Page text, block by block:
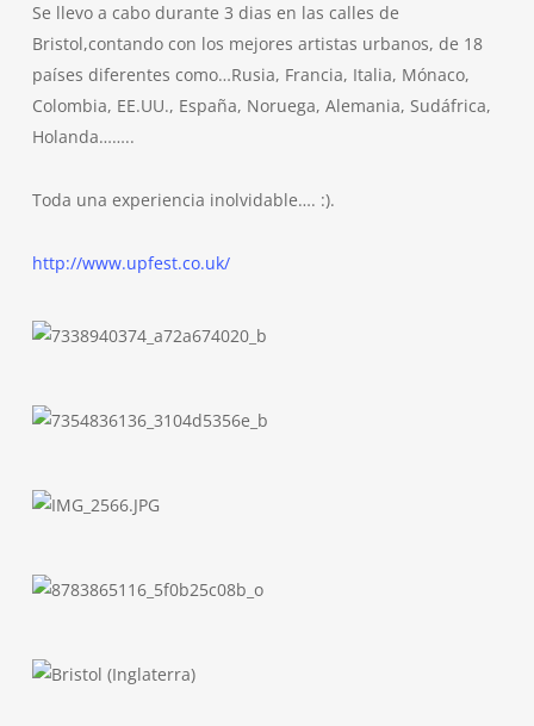
Se llevo a cabo durante 3 dias en las calles de
Bristol,contando con los mejores artistas urbanos, de 18
países diferentes como…Rusia, Francia, Italia, Mónaco,
Colombia, EE.UU., España, Noruega, Alemania, Sudáfrica,
Holanda……..
Toda una experiencia inolvidable…. :).
http://www.upfest.co.uk/